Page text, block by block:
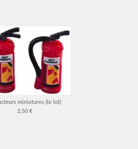
miniatures (le lot)
2.50 €